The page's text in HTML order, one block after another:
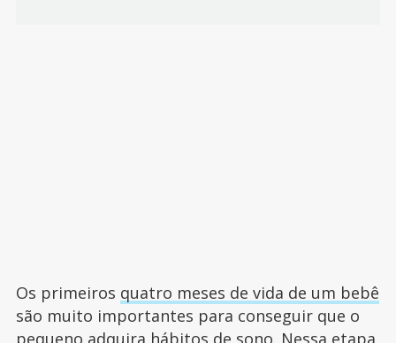
Os primeiros quatro meses de vida de um bebê
são muito importantes para conseguir que o
pequeno adquira hábitos de sono. Nessa etapa